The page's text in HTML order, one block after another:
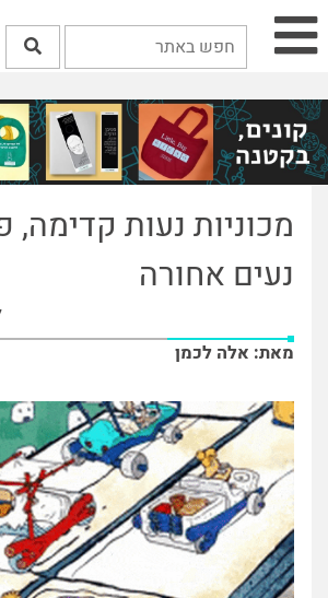
מכוניות נעות קדימה,
נעים אחורה
מאת: אלה לכמן